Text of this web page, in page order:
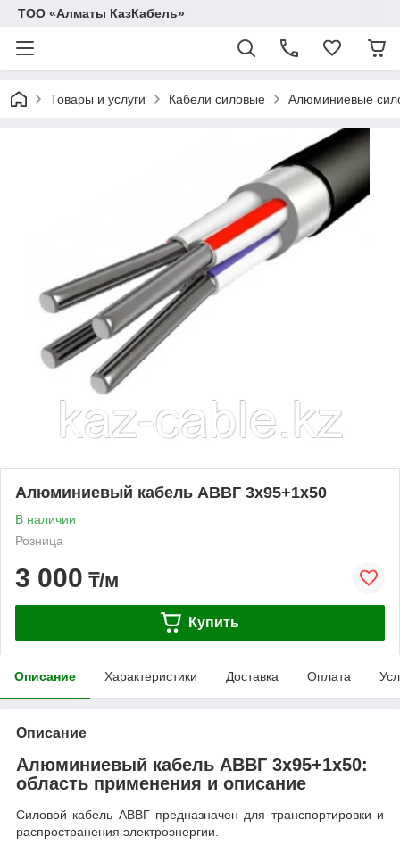
ТОО «Алматы КазКабель»
Товары и услуги Кабели силовые Алюминиевые
Алюминиевый кабель АВВГ 3х95+1х50
В наличии
Розница
3 000 ₸/м
Купить
Описание Характеристики Доставка Оплата
Описание
Алюминиевый кабель АВВГ 3х95+1х50:
область применения и описание
Силовой кабель АВВГ предназначен для транспортировки и
распространения электроэнергии.